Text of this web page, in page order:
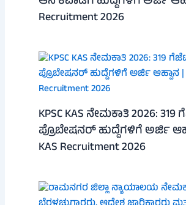
Recruitment 2026
KPSC KAS ನೇಮಕಾತಿ 2026:
ಪ್ರೊಬೇಷನರ್ ಹುದ್ದೆಗಳಿಗೆ ಅರ್ಜಿ
KAS Recruitment 2026